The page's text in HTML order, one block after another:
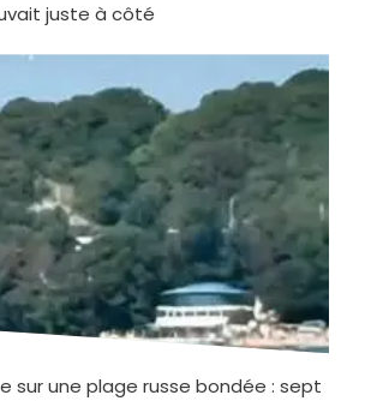
juste à côté
sur une plage russe bondée : sept